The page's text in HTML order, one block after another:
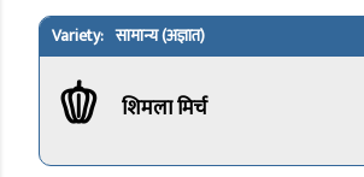
सामान्य (अज्ञात)
🫑 शिमला मिर्च